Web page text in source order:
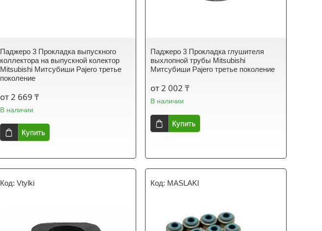
Паджеро 3 Прокладка выпускного
коллектора на выпускной колектор
Mitsubishi Митсубиши Pajero третье
поколение
от 2 669 ₸
В наличии
Купить
Паджеро 3 Прокладка глушителя
выхлопной трубы Mitsubishi
Митсубиши Pajero третье поколение
от 2 002 ₸
В наличии
Купить
Vtylki MASLAKI